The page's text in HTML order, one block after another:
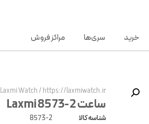
خرید سری‌ها مراکز فروش
Laxmi Watch/https://laxmiwatch.ir/
ساعت 2-8573 Laxmi
شناسه کالا
8573-2